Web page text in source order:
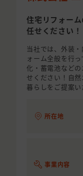
住宅リフォー
任せください！
当社では、外装
ォーム全般を行
化・蓄電池など
せください！自
暮らしをご提案い
所在地
事業内容